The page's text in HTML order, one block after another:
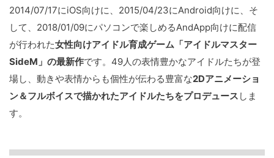
2014/07/17にiOS向けに、2015/04/23にAndroid向けに、そ
して、2018/01/09にパソコンで楽しめるAndApp向けに配信
が行われた女性向けアイドル育成ゲーム「アイドルマスター
SideM」の最新作です。49人の表情豊かなアイドルたちが登
場し、動きや表情からも個性が伝わる豊富な2Dアニメーショ
ン＆フルボイスで描かれたアイドルたちをプロデュース しま
す。